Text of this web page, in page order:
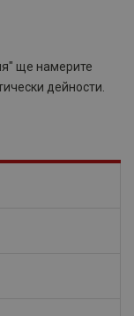
ще намерите
дейности.